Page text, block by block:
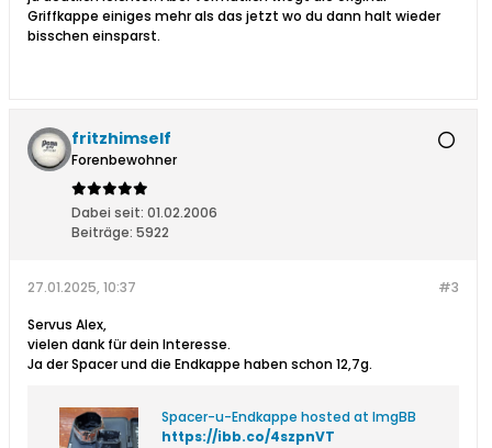
Griffkappe einiges mehr als das jetzt wo du dann halt wieder
bisschen einsparst.
fritzhimself
Forenbewohner
Dabei seit: 01.02.2006
Beiträge: 5922
#3
27.01.2025, 10:37
Servus Alex,
vielen dank für dein Interesse.
Ja der Spacer und die Endkappe haben schon 12,7g.
Spacer-u-Endkappe hosted at ImgBB
https://ibb.co/4szpnVT